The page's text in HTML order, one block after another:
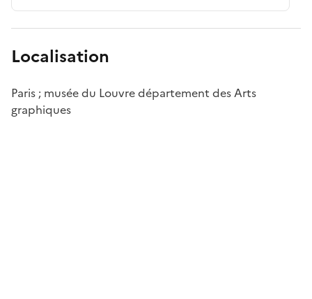
Localisation
Paris ; musée du Louvre département des Arts
graphiques